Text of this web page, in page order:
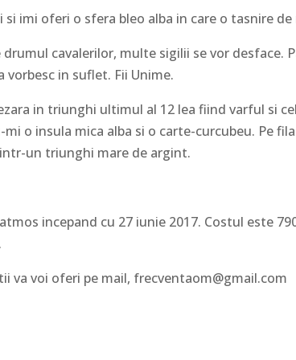
si imi oferi o sfera bleo alba in care o tasnire
cavalerilor, multe sigilii se vor desface.
vorbesc in suflet. Fii Unime.
in triunghi ultimul al 12 lea fiind varful si
o insula mica alba si o carte-curcubeu. Pe
un triunghi mare de argint.
incepand cu 27 iunie 2017. Costul este
va voi oferi pe mail, frecventaom@gmail.com